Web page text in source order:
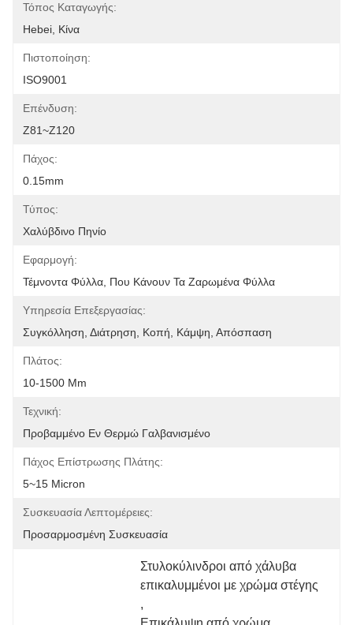
Τόπος Καταγωγής:
Hebei, Κίνα
Πιστοποίηση:
ISO9001
Επένδυση:
Z81~Z120
Πάχος:
0.15mm
Τύπος:
Χαλύβδινο Πηνίο
Εφαρμογή:
Τέμνοντα Φύλλα, Που Κάνουν Τα Ζαρωμένα Φύλλα
Υπηρεσία Επεξεργασίας:
Συγκόλληση, Διάτρηση, Κοπή, Κάμψη, Απόσπαση
Πλάτος:
10-1500 Mm
Τεχνική:
Προβαμμένο Εν Θερμώ Γαλβανισμένο
Πάχος Επίστρωσης Πλάτης:
5~15 Micron
Συσκευασία Λεπτομέρειες:
Προσαρμοσμένη Συσκευασία
Στυλοκύλινδροι από χάλυβα
επικαλυμμένοι με χρώμα στέγης
,